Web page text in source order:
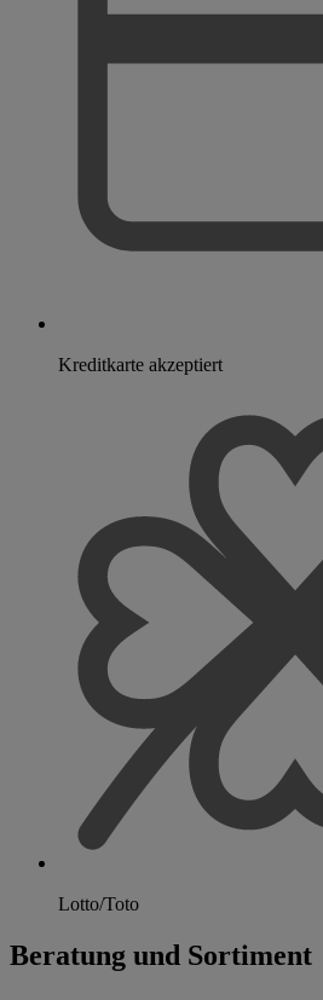
Kreditkarte akzeptiert
Lotto/Toto
Beratung und Sortiment